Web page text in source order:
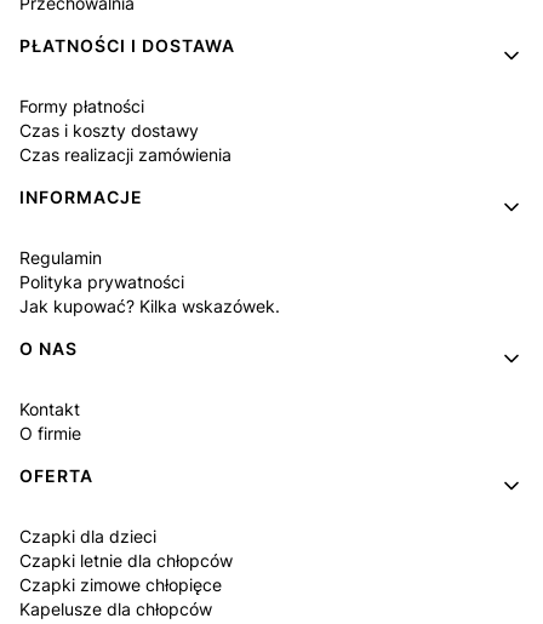
PŁATNOŚCI I DOSTAWA
Formy płatności
Czas i koszty dostawy
Czas realizacji zamówienia
INFORMACJE
Regulamin
Polityka prywatności
Jak kupować? Kilka wskazówek.
O NAS
Kontakt
O firmie
OFERTA
Czapki dla dzieci
Czapki letnie dla chłopców
Czapki zimowe chłopięce
Kapelusze dla chłopców